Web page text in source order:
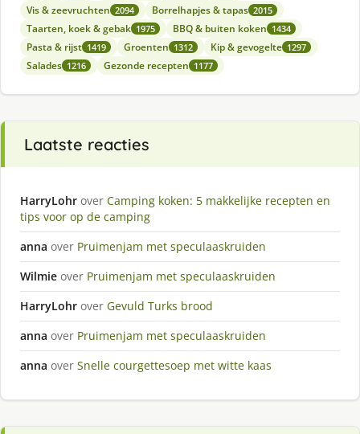
Vis & zeevruchten 2094 Borrelhapjes & tapas 2015
Taarten, koek & gebak 1975 BBQ & buiten koken 1434
Pasta & rijst 1419 Groenten 1312 Kip & gevogelte 1297
Salades 1216 Gezonde recepten 1177
Laatste reacties
HarryLohr over Camping koken: 5 makkelijke recepten en
tips voor op de camping
anna over Pruimenjam met speculaaskruiden
Wilmie over Pruimenjam met speculaaskruiden
HarryLohr over Gevuld Turks brood
anna over Pruimenjam met speculaaskruiden
anna over Snelle courgettesoep met witte kaas